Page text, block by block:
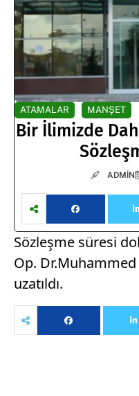
ATAMALAR MANŞET
Bir İlimizde
ADMIN
Sözleşme süresi
Op. Dr.Muhammed
uzatıldı.